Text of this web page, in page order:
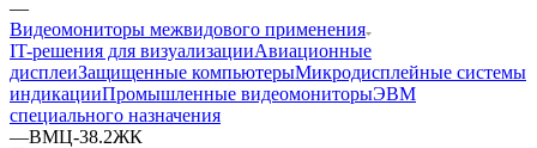
—
Видеомониторы межвидового применения
IT-решения для визуализацииАвиационные
дисплеиЗащищенные компьютерыМикродисплейные системы
индикацииПромышленные видеомониторыЭВМ
специального назначения
—ВМЦ-38.2ЖК